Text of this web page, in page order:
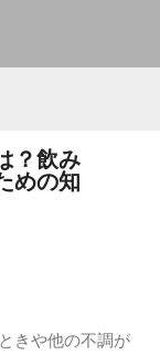
？飲み
めの知
きや他の不調が